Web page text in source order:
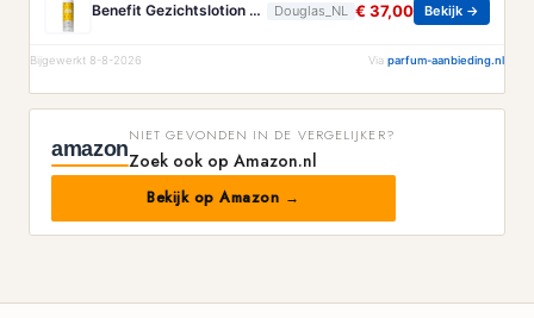
Benefit Gezichtslotion The POREfessional Gezichtstoner Unisex 133ml Douglas_NL € 37,00 Bekijk →
Bijgewerkt 8-8-2026 Via parfum-aanbieding.nl
amazon
NIET GEVONDEN IN DE VERGELIJKER?
Zoek ook op Amazon.nl
Bekijk op Amazon →